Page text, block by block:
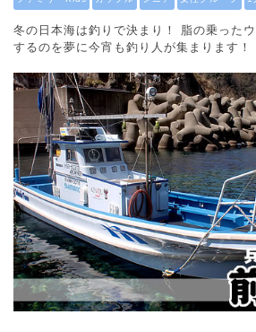
冬の日本海は釣りで決まり！ 脂の乗った
するのを夢に今宵も釣り人が集まります！